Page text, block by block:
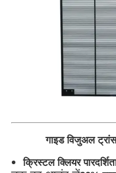
एलईडी वीडियो दीवार
संगीत कार्यक्रम एलईडी
गाइड विजुअल
क्रिस्टल क्लियर